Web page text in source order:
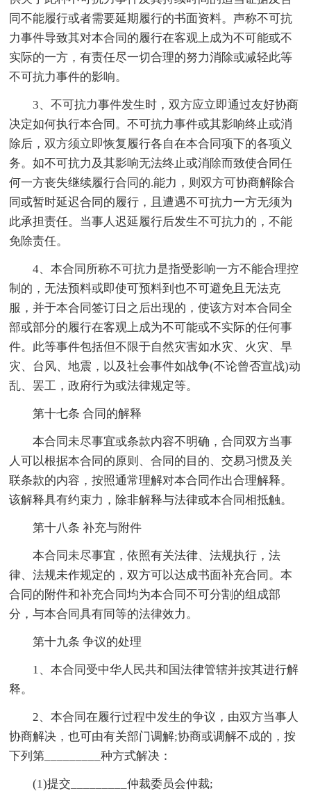
同不能履行或者需要延期履行的书面资料。声称不可抗
力事件导致其对本合同的履行在客观上成为不可能或不
实际的一方，有责任尽一切合理的努力消除或减轻此等
不可抗力事件的影响。
3、不可抗力事件发生时，双方应立即通过友好协商
决定如何执行本合同。不可抗力事件或其影响终止或消
除后，双方须立即恢复履行各自在本合同项下的各项义
务。如不可抗力及其影响无法终止或消除而致使合同任
何一方丧失继续履行合同的.能力，则双方可协商解除合
同或暂时延迟合同的履行，且遭遇不可抗力一方无须为
此承担责任。当事人迟延履行后发生不可抗力的，不能
免除责任。
4、本合同所称不可抗力是指受影响一方不能合理控
制的，无法预料或即使可预料到也不可避免且无法克
服，并于本合同签订日之后出现的，使该方对本合同全
部或部分的履行在客观上成为不可能或不实际的任何事
件。此等事件包括但不限于自然灾害如水灾、火灾、旱
灾、台风、地震，以及社会事件如战争(不论曾否宣战)动
乱、罢工，政府行为或法律规定等。
第十七条 合同的解释
本合同未尽事宜或条款内容不明确，合同双方当事
人可以根据本合同的原则、合同的目的、交易习惯及关
联条款的内容，按照通常理解对本合同作出合理解释。
该解释具有约束力，除非解释与法律或本合同相抵触。
第十八条 补充与附件
本合同未尽事宜，依照有关法律、法规执行，法
律、法规未作规定的，双方可以达成书面补充合同。本
合同的附件和补充合同均为本合同不可分割的组成部
分，与本合同具有同等的法律效力。
第十九条 争议的处理
1、本合同受中华人民共和国法律管辖并按其进行解
释。
2、本合同在履行过程中发生的争议，由双方当事人
协商解决，也可由有关部门调解;协商或调解不成的，按
下列第_________种方式解决：
(1)提交_________仲裁委员会仲裁;